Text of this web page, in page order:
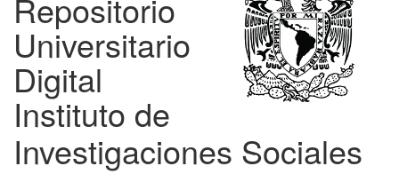
Repositorio
Universitario
Digital
Instituto de
Investigaciones Sociales